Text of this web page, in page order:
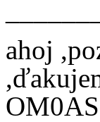
ahoj
OM0AS